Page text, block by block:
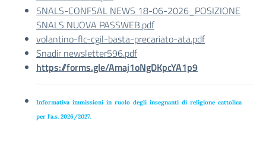
SNALS-CONFSAL NEWS 18-06-2026_POSIZIONE
SNALS NUOVA PASSWEB.pdf
volantino-flc-cgil-basta-precariato-ata.pdf
Snadir newsletter596.pdf
https://forms.gle/Amaj1oNgDKpcYA1p9
Informativa immissioni in ruolo degli insegnanti di religione cattolica
per l'a.s. 2026/2027.